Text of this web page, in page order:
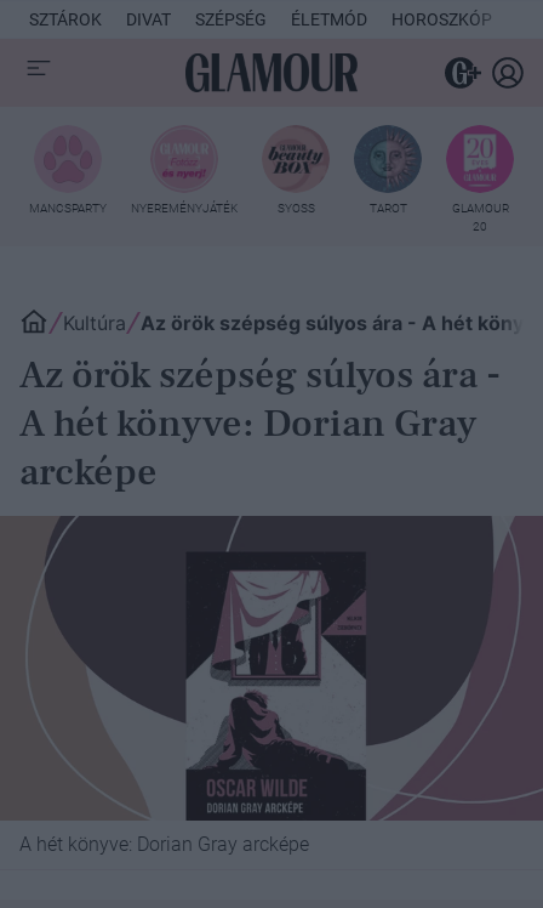
SZTÁROK DIVAT SZÉPSÉG ÉLETMÓD HOROSZKÓP
MANCSPARTY NYEREMÉNYJÁTÉK SYOSS TAROT
GLAMOUR
20
Kultúra Az örök szépség súlyos ára - A hét
Az örök szépség súlyos ára -
A hét könyve: Dorian Gray
arcképe
A hét könyve: Dorian Gray arcképe